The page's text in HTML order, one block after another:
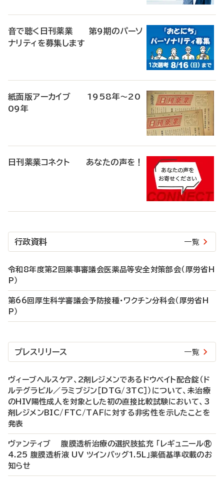
音で聴く日刊薬業 第9期のパーソ
ナリティを募集します
紙面版アーカイブ 1958年～20
09年
日刊薬業コネクト あなたの声を！
行政資料 一覧
令和8年度第2回薬事審議会医薬品等安全対策部会（厚労省H
P）
第66回厚生科学審議会予防接種・ワクチン分科会（厚労省H
P）
プレスリリース 一覧
ヴィーブヘルスケア、2剤レジメンであるドウベイト配合錠（ド
ルテグラビル／ラミブジン［DTG/3TC］）について、未治療
のHIV陽性成人を対象とした初の直接比較試験において、3
剤レジメンBIC/FTC/TAFに対する非劣性を示したことを
発表
ヴァンティブ 腹膜透析治療の選択肢拡充 「レギュニール®
4.25 腹膜透析液 UV ツインバッグ1.5L」薬価基準収載のお
知らせ